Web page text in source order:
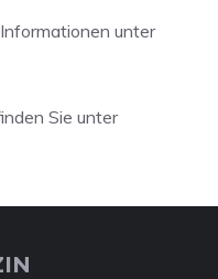
unter
Sie unter